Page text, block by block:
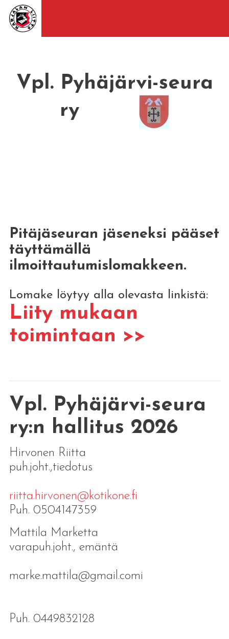
Vpl. Pyhäjärvi-seura
ry
Pitäjäseuran jäseneksi pääset
täyttämällä
ilmoittautumislomakkeen.
Lomake löytyy alla olevasta linkistä:
Liity mukaan
toimintaan >>
Vpl. Pyhäjärvi-seura
ry:n hallitus 2026
Hirvonen Riitta
puh.joht.,tiedotus
riitta.hirvonen@kotikone.fi
Puh. 0504147359
Mattila Marketta
varapuh.joht., emäntä
marke.mattila@gmail.comi
Puh. 0449832128